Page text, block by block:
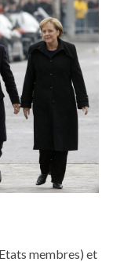
membres) et